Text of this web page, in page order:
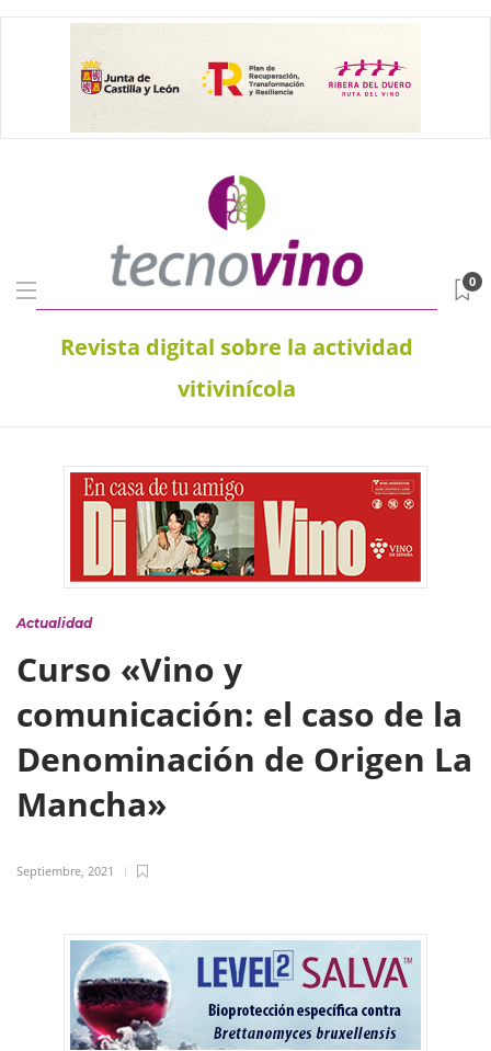
Revista digital sobre la actividad
vitivinícola
0
Actualidad
Curso «Vino y
comunicación: el caso de la
Denominación de Origen La
Mancha»
Septiembre, 2021